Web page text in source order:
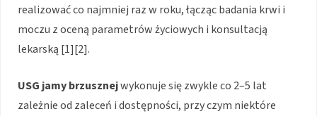
realizować co najmniej raz w roku, łącząc badania krwi i
moczu z oceną parametrów życiowych i konsultacją
lekarską [1][2].
USG jamy brzusznejwykonuje się zwykle co 2–5 lat
zależnie od zaleceń i dostępności, przy czym niektóre